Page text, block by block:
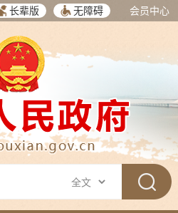
长辈版 无障碍 会员中心